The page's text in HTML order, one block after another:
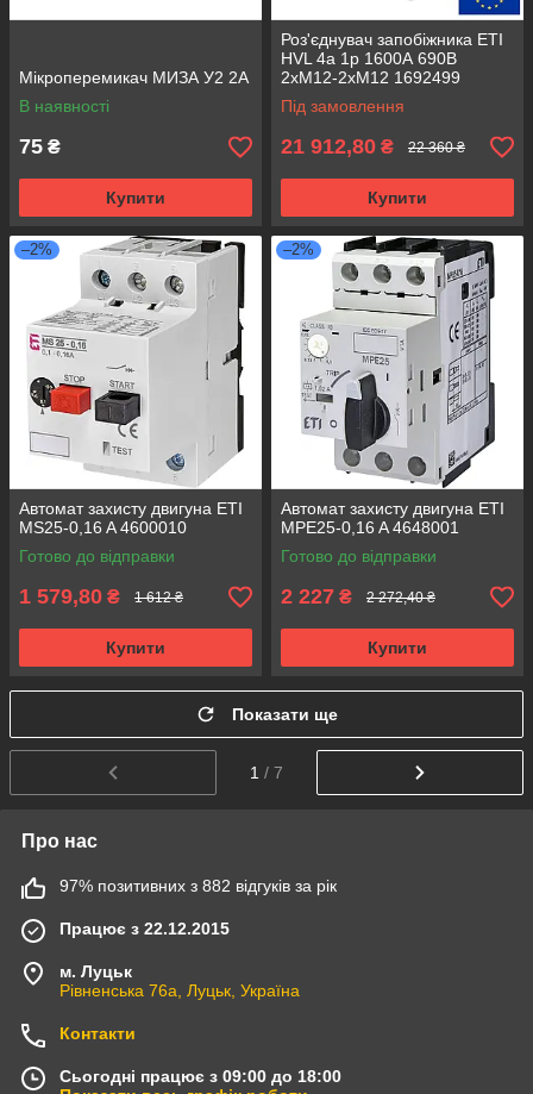
Мікроперемикач МИЗА У2 2А
В наявності
75 ₴
Купити
Роз'єднувач запобіжника ETI
HVL 4a 1p 1600А 690В
2xM12-2xM12 1692499
Під замовлення
21 912,80 ₴ 22 360 ₴
Купити
–2%
Автомат захисту двигуна ETI
MS25-0,16 A 4600010
Готово до відправки
1 579,80 ₴ 1 612 ₴
Купити
–2%
Автомат захисту двигуна ETI
MPE25-0,16 A 4648001
Готово до відправки
2 227 ₴ 2 272,40 ₴
Купити
Показати ще
1 / 7
Про нас
97% позитивних з 882 відгуків за рік
Працює з 22.12.2015
м. Луцьк
Рівненська 76а, Луцьк, Україна
Контакти
Сьогодні працює з 09:00 до 18:00